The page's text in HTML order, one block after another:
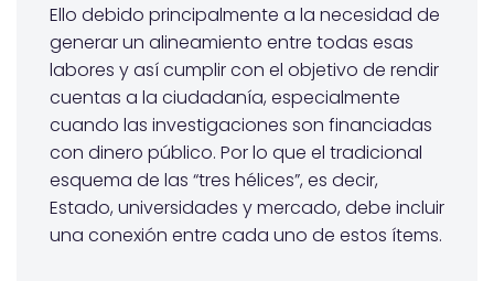
Ello debido principalmente a la necesidad de
generar un alineamiento entre todas esas
labores y así cumplir con el objetivo de rendir
cuentas a la ciudadanía, especialmente
cuando las investigaciones son financiadas
con dinero público. Por lo que el tradicional
esquema de las “tres hélices”, es decir,
Estado, universidades y mercado, debe incluir
una conexión entre cada uno de estos ítems.